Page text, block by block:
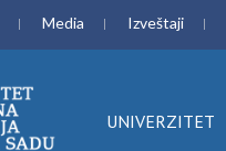
Media Izveštaji
UNIVERZITET